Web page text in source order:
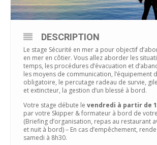
DESCRIPTION
Le stage Sécurité en mer a pour objectif
en mer en côtier. Vous allez aborder les
temps, les procédures d’évacuation et
les moyens de communication, l’équipement
obligatoire, le percutage radeau de survie,
et extincteur, la gestion d’un blessé à bord.
Votre stage débute le vendredi à partir de
par votre Skipper & formateur à bord de
(Briefing d’organisation, repas au restaurant
et nuit à bord) – En cas d’empêchement,
samedi à 8h30.